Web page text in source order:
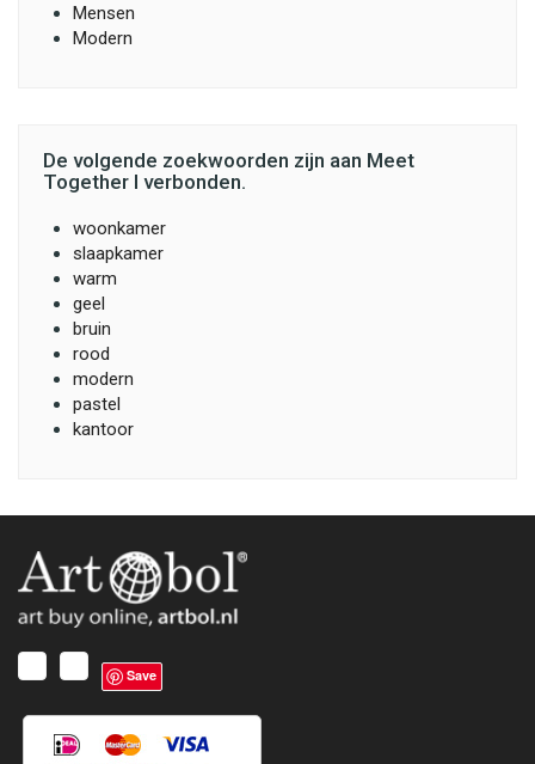
Mensen
Modern
De volgende zoekwoorden zijn aan Meet
Together I verbonden.
woonkamer
slaapkamer
warm
geel
bruin
rood
modern
pastel
kantoor
Save